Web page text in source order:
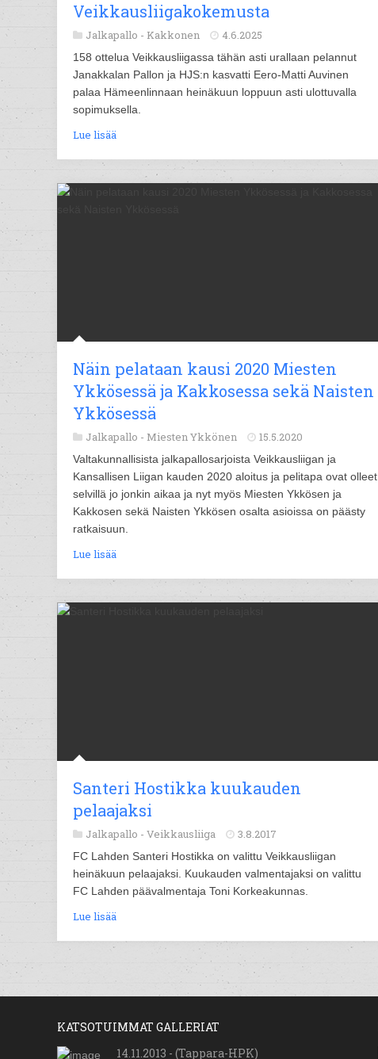
Veikkausliigakokemusta
Jalkapallo - Kakkonen 4.6.2025
158 ottelua Veikkausliigassa tähän asti urallaan pelannut
Janakkalan Pallon ja HJS:n kasvatti Eero-Matti Auvinen
palaa Hämeenlinnaan heinäkuun loppuun asti ulottuvalla
sopimuksella.
Lue lisää
Näin pelataan kausi 2020 Miesten
Ykkösessä ja Kakkosessa sekä Naisten
Ykkösessä
Jalkapallo - Miesten Ykkönen 15.5.2020
Valtakunnallisista jalkapallosarjoista Veikkausliigan ja
Kansallisen Liigan kauden 2020 aloitus ja pelitapa ovat olleet
selvillä jo jonkin aikaa ja nyt myös Miesten Ykkösen ja
Kakkosen sekä Naisten Ykkösen osalta asioissa on päästy
ratkaisuun.
Lue lisää
Santeri Hostikka kuukauden
pelaajaksi
Jalkapallo - Veikkausliiga 3.8.2017
FC Lahden Santeri Hostikka on valittu Veikkausliigan
heinäkuun pelaajaksi. Kuukauden valmentajaksi on valittu
FC Lahden päävalmentaja Toni Korkeakunnas.
Lue lisää
KATSOTUIMMAT GALLERIAT
14.11.2013 - (Tappara-HPK)